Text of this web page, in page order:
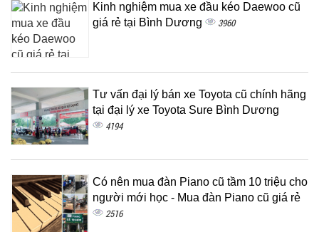
Kinh nghiệm mua xe đầu kéo Daewoo cũ
giá rẻ tại Bình Dương
3960
Tư vấn đại lý bán xe Toyota cũ chính hãng
tại đại lý xe Toyota Sure Bình Dương
4194
Có nên mua đàn Piano cũ tầm 10 triệu cho
người mới học - Mua đàn Piano cũ giá rẻ
2516